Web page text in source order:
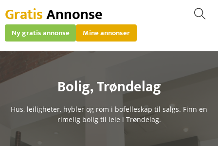
GratisAnnonse
Ny gratis annonse Mine annonser
Bolig,Trøndelag
Hus, leiligheter, hybler og rom i bofelleskap til salgs. Finn en
rimelig bolig til leie i Trøndelag.